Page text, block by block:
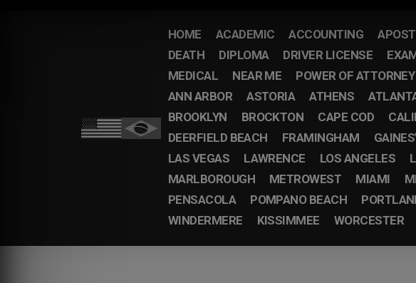
HOME ACADEMIC ACCOUNTING
DEATH
DIPLOMA DRIVER LICENSE
MEDICAL
NEAR ME POWER OF ATTORNEY
ANN ARBOR
ASTORIA ATHENS
BROOKLYN
BROCKTON CAPE COD
DEERFIELD BEACH
FRAMINGHAM
LAS VEGAS
LAWRENCE LOS ANGELES
MARLBOROUGH
METROWEST MIAMI
PENSACOLA
POMPANO BEACH
WINDERMERE
KISSIMMEE WORCESTER